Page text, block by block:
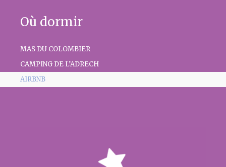
Où dormir
MAS DU COLOMBIER
CAMPING DE L’ADRECH
AIRBNB